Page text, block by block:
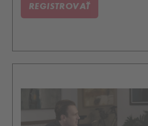
REGISTROVAŤ